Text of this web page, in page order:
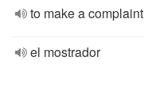
to make a complaint
el mostrador